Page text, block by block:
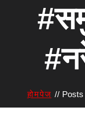
होमपेज // Posts